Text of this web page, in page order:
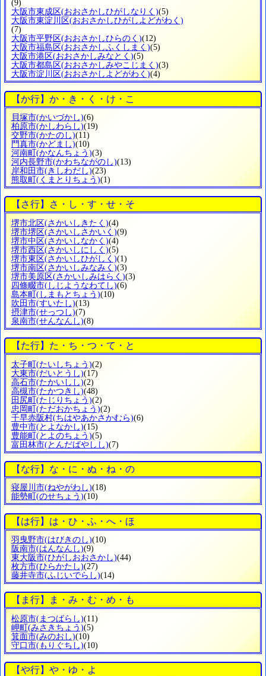
(9)
大阪市東成区(おおさかしひがしなりく)(5)
大阪市東淀川区(おおさかしひがしよどがわく)
(7)
大阪市平野区(おおさかしひらのく)(12)
大阪市福島区(おおさかしふくしまく)(5)
大阪市港区(おおさかしみなとく)(5)
大阪市都島区(おおさかしみやこじまく)(3)
大阪市淀川区(おおさかしよどがわく)(4)
【か行】か・き・く・け・こ
貝塚市(かいづかし)(6)
柏原市(かしわらし)(19)
交野市(かたのし)(11)
門真市(かどまし)(10)
河南町 (かなんちょう)(3)
河内長野市(かわちながのし)(13)
岸和田市(きしわだし)(23)
熊取町 (くまとりちょう)(1)
【さ行】さ・し・す・せ・そ
堺市北区(さかいしきたく)(4)
堺市堺区(さかいしさかいく)(9)
堺市中区(さかいしなかく)(4)
堺市西区(さかいしにしく)(5)
堺市東区(さかいしひがしく)(1)
堺市南区(さかいしみなみく)(3)
堺市美原区(さかいしみはらく)(3)
四條畷市(しじようなわてし)(6)
島本町 (しまもとちょう)(10)
吹田市(すいたし)(13)
摂津市(せっつし)(7)
泉南市(せんなんし)(8)
【た行】た・ち・つ・て・と
太子町(たいしちょう)(2)
大東市(だいとうし)(17)
高石市(たかいしし)(2)
高槻市(たかつきし)(48)
田尻町(たじりちょう)(2)
忠岡町(ただおかちょう)(2)
千早赤阪村(ちはやあかさかむら)(6)
豊中市(とよなかし)(15)
豊能町(とよのちょう)(5)
富田林市(とんだばやしし)(7)
【な行】な・に・ぬ・ね・の
寝屋川市(ねやがわし)(18)
能勢町 (のせちょう)(10)
【は行】は・ひ・ふ・へ・ほ
羽曳野市(はびきのし)(10)
阪南市(はんなんし)(9)
東大阪市(ひがしおおさかし)(44)
枚方市(ひらかたし)(27)
藤井寺市(ふじいでらし)(14)
【ま行】ま・み・む・め・も
松原市(まつばらし)(11)
岬町 (みさきちょう)(5)
箕面市(みのおし)(10)
守口市(もりぐちし)(10)
【や行】や・ゆ・よ